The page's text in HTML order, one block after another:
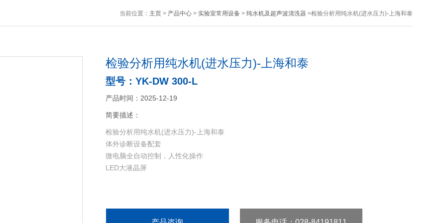
当前位置： 主页> 产品中心> 实验室常用设备> 纯水机及超声波清洗器 >检验分析用纯水机(进水压力)-上海和泰
检验分析用纯水机(进水压力)-上海和泰
型号：YK-DW 300-L
产品时间：2025-12-19
简要描述：
检验分析用纯水机(进水压力)-上海和泰
体外诊断设备配套
微电脑全自动控制，人性化操作
LED大液晶屏